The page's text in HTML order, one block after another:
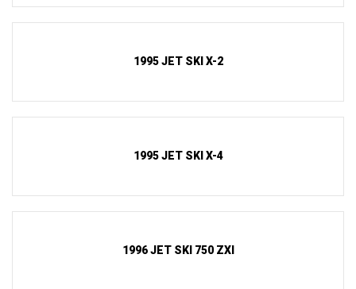
1995 JET SKI X-2
1995 JET SKI X-4
1996 JET SKI 750 ZXI